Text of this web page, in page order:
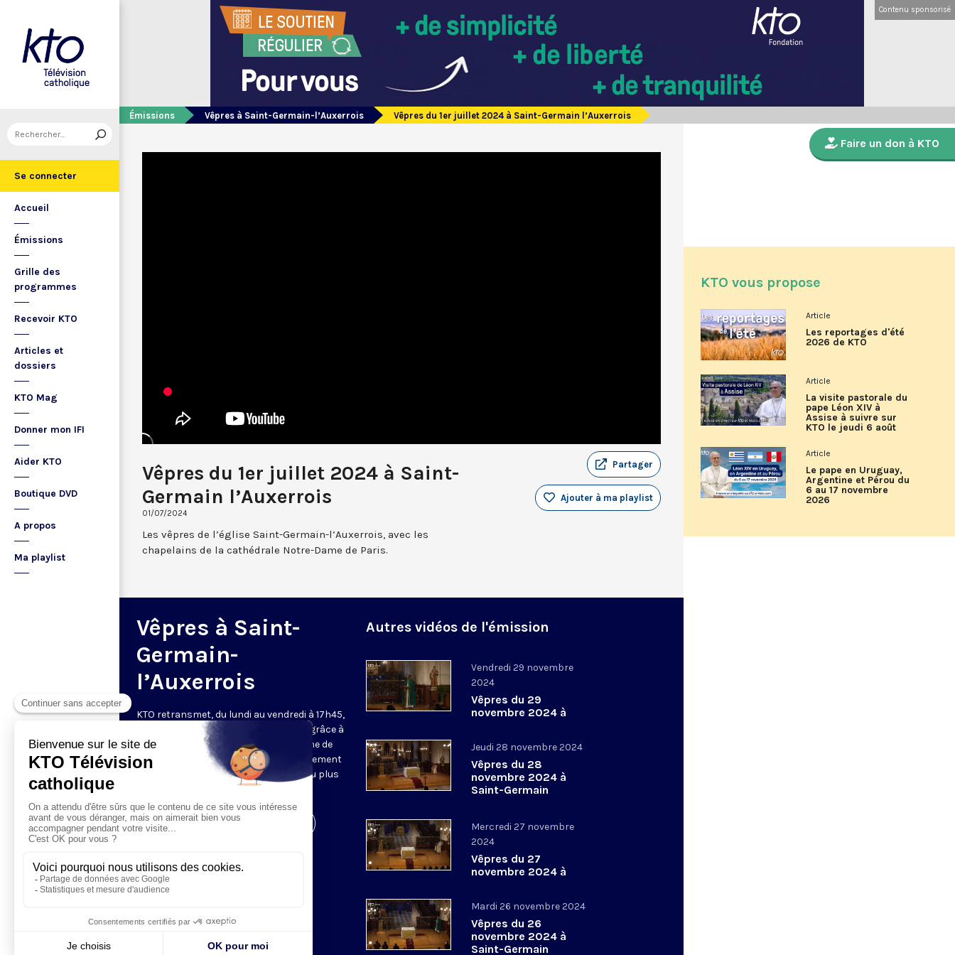
Se connecter
Accueil
Émissions
Grille des
programmes
Recevoir KTO
Articles et
dossiers
KTO Mag
Donner mon IFI
Aider KTO
Boutique DVD
A propos
Ma playlist
Contenu sponsorisé
Émissions Vêpres à Saint-Germain-l’Auxerrois Vêpres du 1er juillet 2024 à Saint-Germain l’Auxerrois
Vêpres du 1er juillet 2024 à Saint-
Germain l’Auxerrois
01/07/2024
Partager
Ajouter à ma playlist
Les vêpres de l’église Saint-Germain-l’Auxerrois, avec les
chapelains de la cathédrale Notre-Dame de Paris.
Vêpres à Saint-
Germain-
l’Auxerrois
KTO retransmet, du lundi au vendredi à 17h45,
les vêpres en direct de Saint-Germain grâce à
une technologie innovante : un système de
captation multicaméra en direct totalement
automatisé, qui offre une réalisation au plus
près de la célébration.
Visiter la page de l'émission
Autres vidéos de l'émission
Vendredi 29 novembre
2024
Vêpres du 29
novembre 2024 à
Jeudi 28 novembre 2024
Vêpres du 28
novembre 2024 à
Saint-Germain
Mercredi 27 novembre
2024
Vêpres du 27
novembre 2024 à
Mardi 26 novembre 2024
Vêpres du 26
novembre 2024 à
Saint-Germain
Faire un don à KTO
KTO vous propose
Article
Les reportages d'été
2026 de KTO
Article
La visite pastorale du
pape Léon XIV à
Assise à suivre sur
KTO le jeudi 6 août
Article
Le pape en Uruguay,
Argentine et Pérou du
6 au 17 novembre
2026